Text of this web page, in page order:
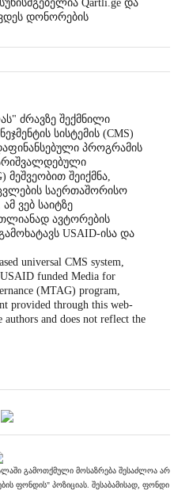
Qartli.ge და
დონორების
ძრავზე შექმნილი
სისტემის (CMS)
პროგრამის
შეიქმნა,
საერთაშორისო
ვებ საიტზე
ავტორების
USAID-ისა და
universal CMS system,
funded Media for
(MTAG) program,
provided through this web-
and does not reflect the
გამოთქმული მოსაზრება შესაძლოა არ
ფონდის" პოზიციას. შესაბამისად, ფონდი